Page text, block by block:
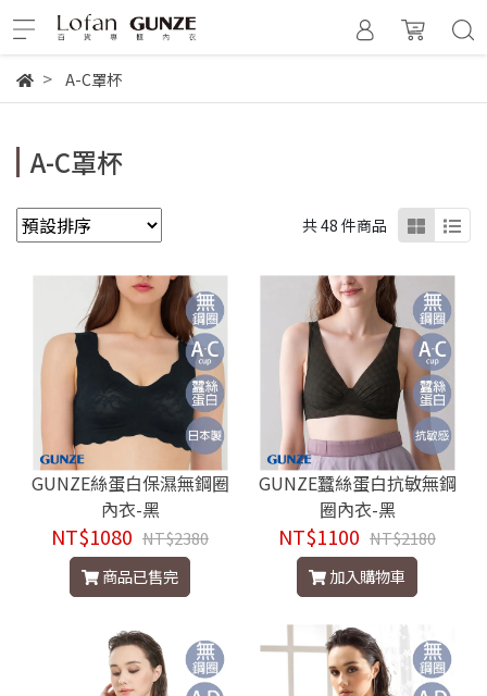
A-C罩杯
A-C罩杯
共 48 件商品
GUNZE絲蛋白保濕無鋼圈
內衣-黑
NT$1080 NT$2380
商品已售完
GUNZE蠶絲蛋白抗敏無鋼
圈內衣-黑
NT$1100 NT$2180
加入購物車